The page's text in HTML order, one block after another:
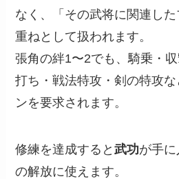
なく、「その武将に関連し
重ねとして扱われます。
張角の絆1〜2でも、騎乗・
打ち・戦法特攻・剣の特攻
ンを要求されます。
修練を達成すると武功が手
の解放に使えます。